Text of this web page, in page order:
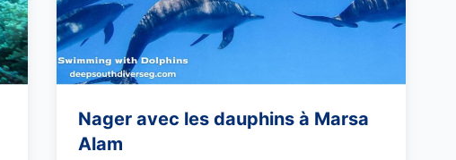
Nager avec les dauphins à Marsa
Alam